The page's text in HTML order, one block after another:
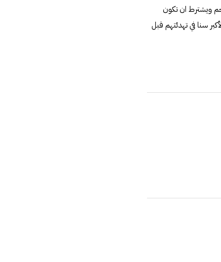
ويشترط ان تكون
سنا في تهدئتهم قبل